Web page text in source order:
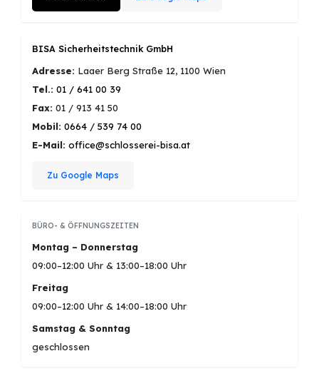
BISA Sicherheitstechnik GmbH
Adresse: Laaer Berg Straße 12, 1100 Wien
Tel.: 01 / 641 00 39
Fax: 01 / 913 41 50
Mobil: 0664 / 539 74 00
E-Mail: office@schlosserei-bisa.at
Zu Google Maps
BÜRO- & ÖFFNUNGSZEITEN
Montag – Donnerstag
09:00–12:00 Uhr & 13:00–18:00 Uhr
Freitag
09:00–12:00 Uhr & 14:00–18:00 Uhr
Samstag & Sonntag
geschlossen